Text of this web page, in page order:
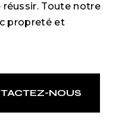
Toute notre
propreté et
NOUS